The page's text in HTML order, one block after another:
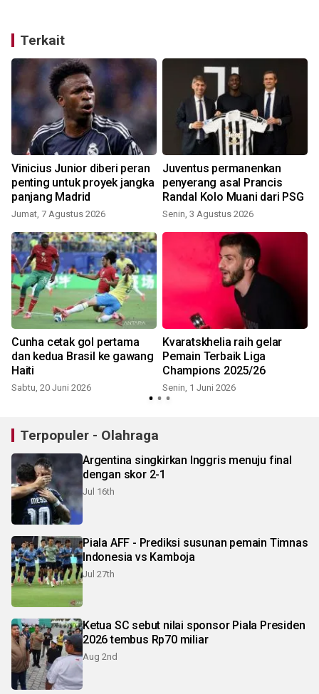
Terkait
Vinicius Junior diberi peran
penting untuk proyek jangka
panjang Madrid
Jumat, 7 Agustus 2026
Juventus permanenkan
penyerang asal Prancis
Randal Kolo Muani dari PSG
Senin, 3 Agustus 2026
Cunha cetak gol pertama
dan kedua Brasil ke gawang
Haiti
Sabtu, 20 Juni 2026
Kvaratskhelia raih gelar
Pemain Terbaik Liga
Champions 2025/26
Senin, 1 Juni 2026
Terpopuler - Olahraga
Argentina singkirkan Inggris menuju final
dengan skor 2-1
Jul 16th
Piala AFF - Prediksi susunan pemain Timnas
Indonesia vs Kamboja
Jul 27th
Ketua SC sebut nilai sponsor Piala Presiden
2026 tembus Rp70 miliar
Aug 2nd